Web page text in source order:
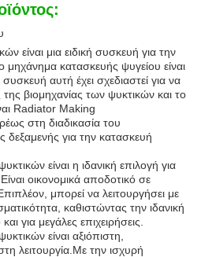
είναι μια ειδική συσκευή για την
κατασκευής ψυγείου είναι
αυτή έχει σχεδιαστεί για να
της βιομηχανίας των ψυκτικών και το
Radiator Making
στη διαδικασία του
δεξαμενής για την κατασκευή
είναι η ιδανική επιλογή για
οικονομικά αποδοτικό σε
μπορεί να λειτουργήσει με
καθιστώντας την ιδανική
για μεγάλες επιχειρήσεις.
είναι αξιόπιστη,
λειτουργία.Με την ισχυρή